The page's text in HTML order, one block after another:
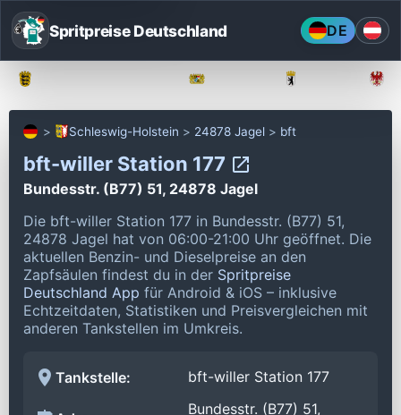
Spritpreise Deutschland DE
Schleswig-Holstein 24878 Jagel bft
bft-willer Station 177
Bundesstr. (B77) 51, 24878 Jagel
Die bft-willer Station 177 in Bundesstr. (B77) 51,
24878 Jagel hat von 06:00-21:00 Uhr geöffnet. Die
aktuellen Benzin- und Dieselpreise an den
Zapfsäulen findest du in der Spritpreise
Deutschland App für Android & iOS – inklusive
Echtzeitdaten, Statistiken und Preisvergleichen mit
anderen Tankstellen im Umkreis.
Tankstelle: bft-willer Station 177
Bundesstr. (B77) 51,